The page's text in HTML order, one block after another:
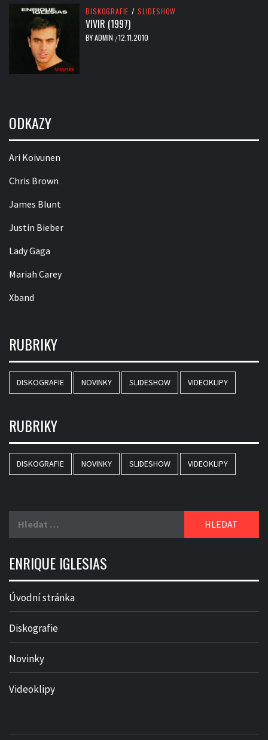
DISKOGRAFIE / SLIDESHOW
VIVIR (1997)
BYADMIN /12.11.2010
ODKAZY
Ari Koivunen
Chris Brown
James Blunt
Justin Bieber
Lady Gaga
Mariah Carey
Xband
RUBRIKY
DISKOGRAFIE NOVINKY SLIDESHOW VIDEOKLIPY
RUBRIKY
DISKOGRAFIE NOVINKY SLIDESHOW VIDEOKLIPY
ENRIQUE IGLESIAS
Úvodní stránka
Diskografie
Novinky
Videoklipy